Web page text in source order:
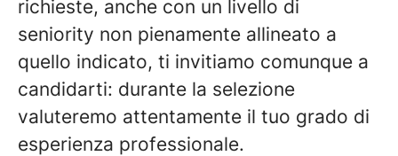
richieste, anche con un livello di
seniority non pienamente allineato a
quello indicato, ti invitiamo comunque a
candidarti: durante la selezione
valuteremo attentamente il tuo grado di
esperienza professionale.